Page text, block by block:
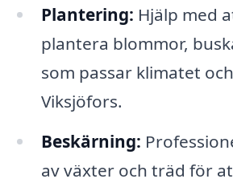
Plantering: Hjälp med
plantera blommor,
som passar klimatet
Viksjöfors.
Beskärning:
av växter och träd för